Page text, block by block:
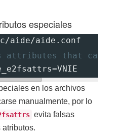
especiales
aide/aide.conf
attributes that cannot
=VNIE
en los archivos
manualmente, por lo
evita falsas
atributos.